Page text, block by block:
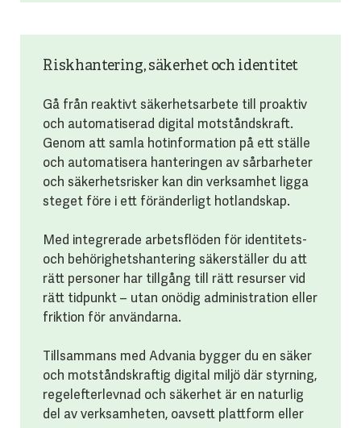
Riskhantering, säkerhet och identitet
Gå från reaktivt säkerhetsarbete till proaktiv
och automatiserad digital motståndskraft.
Genom att samla hotinformation på ett ställe
och automatisera hanteringen av sårbarheter
och säkerhetsrisker kan din verksamhet ligga
steget före i ett föränderligt hotlandskap.
Med integrerade arbetsflöden för identitets-
och behörighetshantering säkerställer du att
rätt personer har tillgång till rätt resurser vid
rätt tidpunkt – utan onödig administration eller
friktion för användarna.
Tillsammans med Advania bygger du en säker
och motståndskraftig digital miljö där styrning,
regelefterlevnad och säkerhet är en naturlig
del av verksamheten, oavsett plattform eller